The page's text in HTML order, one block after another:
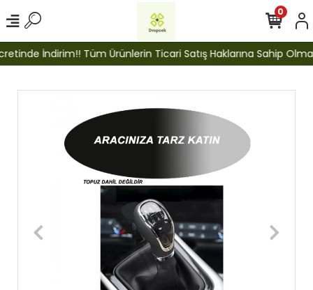
İndirim!! Tüm Ürünlerin Ticari Satış Haklarına Sahip
0